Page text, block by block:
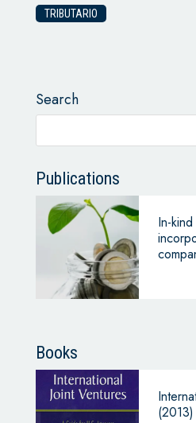
TRIBUTARIO
Search
Publications
In-
Books
(2013)